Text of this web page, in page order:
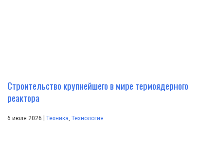
Строительство крупнейшего в мире термоядерного
реактора
6 июля 2026 | Техника, Технология